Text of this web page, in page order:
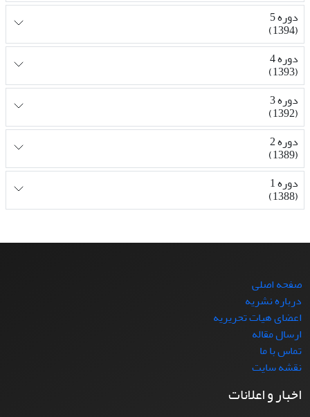
دوره 5
(1394)
دوره 4
(1393)
دوره 3
(1392)
دوره 2
(1389)
دوره 1
(1388)
صفحه اصلی
درباره نشریه
اعضای هیات تحریریه
ارسال مقاله
تماس با ما
نقشه سایت
اخبار و اعلانات